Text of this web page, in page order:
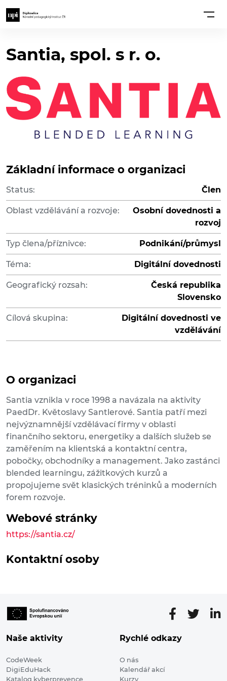
Santia, spol. s r. o.
Základní informace o organizaci
Status: Člen
Oblast vzdělávání a rozvoje:
Osobní dovednosti a
rozvoj
Typ člena/příznivce: Podnikání/průmysl
Téma: Digitální dovednosti
Geografický rozsah:
Česká republika
Slovensko
Cílová skupina:
Digitální dovednosti ve
vzdělávání
O organizaci
Santia vznikla v roce 1998 a navázala na aktivity
PaedDr. Květoslavy Santlerové. Santia patří mezi
nejvýznamnější vzdělávací firmy v oblasti
finančního sektoru, energetiky a dalších služeb se
zaměřením na klientská a kontaktní centra,
pobočky, obchodníky a management. Jako zastánci
blended learningu, zážitkových kurzů a
propojujeme svět klasických tréninků a moderních
forem rozvoje.
Webové stránky
https://santia.cz/
Kontaktní osoby
Naše aktivity
CodeWeek
DigiEduHack
Katalog kyberprevence
Rychlé odkazy
O nás
Kalendář akcí
Kurzy